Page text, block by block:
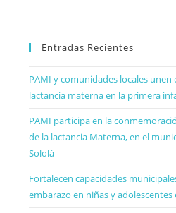
Entradas Recientes
PAMI y comunidades locales
lactancia materna en la primera
PAMI participa en la
de la lactancia Materna, en el
Sololá
Fortalecen capacidades
embarazo en niñas y adolescentes